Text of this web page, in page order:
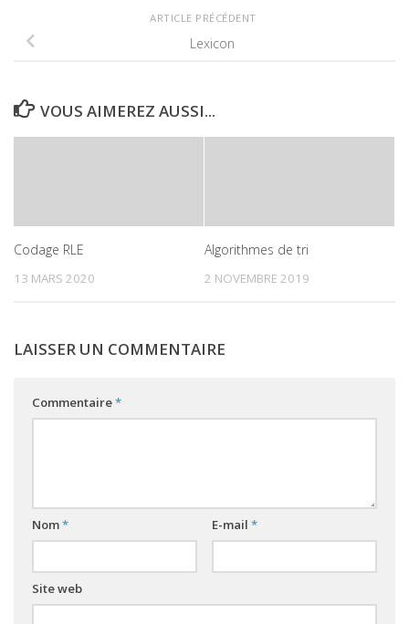
ARTICLE PRÉCÉDENT
Lexicon
VOUS AIMEREZ AUSSI...
Codage RLE
13 MARS 2020
Algorithmes de tri
2 NOVEMBRE 2019
LAISSER UN COMMENTAIRE
Commentaire*
Nom* E-mail *
Site web